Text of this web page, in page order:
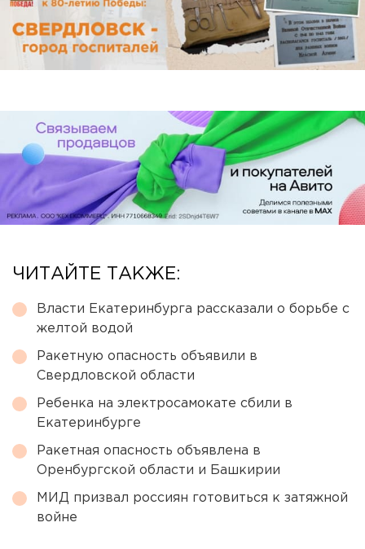
ЧИТАЙТЕ ТАКЖЕ:
Власти Екатеринбурга рассказали о борьбе с
желтой водой
Ракетную опасность объявили в
Свердловской области
Ребенка на электросамокате сбили в
Екатеринбурге
Ракетная опасность объявлена в
Оренбургской области и Башкирии
МИД призвал россиян готовиться к затяжной
войне